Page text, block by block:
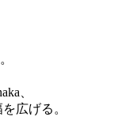
、
広げる。